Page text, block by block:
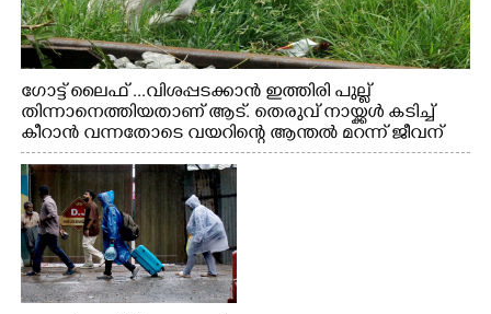
ഗോട്ട് ലൈഫ് ...വിശപ്പടക്കാൻ ഇത്തിരി പുല്ല്
തിന്നാനെത്തിയതാണ് ആട്. തെരുവ് നായ്ക്കൾ കടിച്ച്
കീറാൻ വന്നതോടെ വയറിന്റെ ആന്തൽ മറന്ന് ജീവന്
വേണ്ടിയായി ഓട്ടം. എറണാകുളം വാത്തുരുത്തിയിൽ
നിന്നുള്ള കാഴ്ച